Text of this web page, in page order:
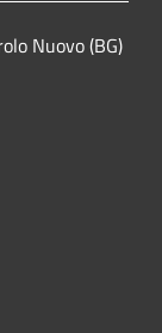
Nuovo (BG)